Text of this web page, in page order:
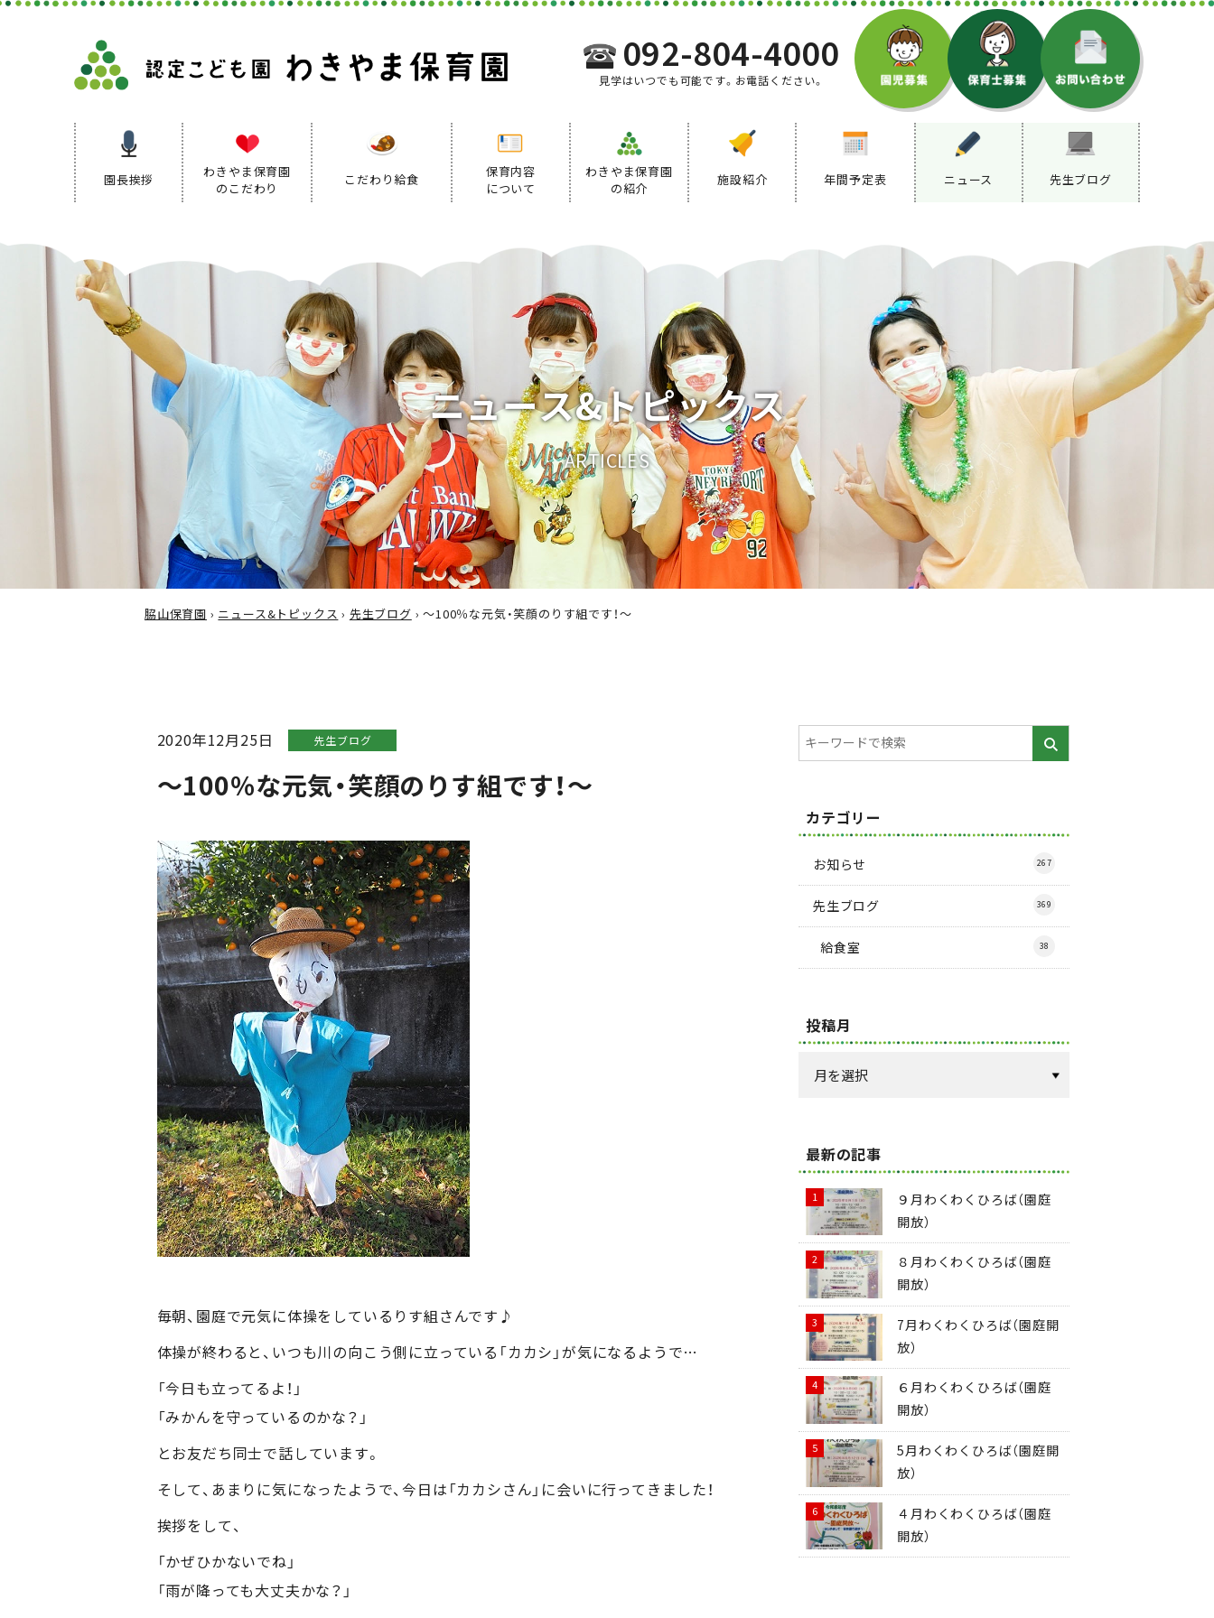
092-804-4000
見学はいつでも可能です。お電話ください。
園長挨拶
わきやま保育園
のこだわり
保育方針
保育の特色
保育方針
こだわり給食
保育内容
について
デイリープログラム
わきやま保育園
の紹介
施設紹介 年間予定表 ニュース 先生ブログ
ニュース&トピックス
ARTICLES
脇山保育園 › ニュース&トピックス › 先生ブログ ›～100％な元気・笑顔のりす組です！～
2020年12月25日 先生ブログ
～100％な元気・笑顔のりす組です！～
毎朝、園庭で元気に体操をしているりす組さんです♪
体操が終わると、いつも川の向こう側に立っている「カカシ」が気になるようで…
「今日も立ってるよ！」
「みかんを守っているのかな？」
とお友だち同士で話しています。
そして、あまりに気になったようで、今日は「カカシさん」に会いに行ってきました！
挨拶をして、
「かぜひかないでね」
「雨が降っても大丈夫かな？」
カテゴリー
お知らせ 267
先生ブログ 369
給食室 38
投稿月
最新の記事
９月わくわくひろば（園庭
開放）
８月わくわくひろば（園庭
開放）
7月わくわくひろば（園庭開
放）
６月わくわくひろば（園庭
開放）
5月わくわくひろば（園庭開
放）
４月わくわくひろば（園庭
開放）